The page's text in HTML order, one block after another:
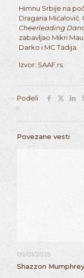
Himnu Srbije na
Dragana Mićalović.
Cheerleading
zabavljao Mikri
Darko i MC Tadija.
Izvor: SAAF.rs
Podeli
Povezane vesti
09/01/2025
Shazzon